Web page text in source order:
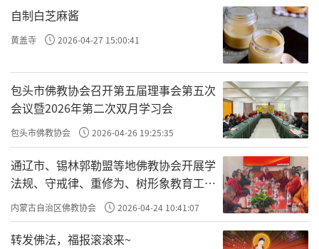
自制白芝麻酱
黄盖寺 2026-04-27 15:00:41
包头市佛教协会召开第五届理事会第五次
会议暨2026年第二次双月学习会
包头市佛教协会 2026-04-26 19:25:35
通辽市、锡林郭勒盟等地佛教协会开展学
法规、守戒律、重修为、树形象教育工作
专题学习会
内蒙古自治区佛教协会 2026-04-24 10:41:07
转发佛法，福报滚滚来~